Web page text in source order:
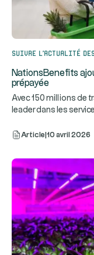
Suivre l’actualité
NationsBenefits
prépayée
Avec 150 millions de
leader dans les
Article 10 avril 2026